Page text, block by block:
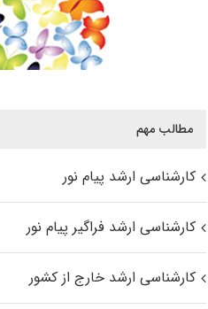
مطالب مهم
کارشناسی ارشد پیام نور
کارشناسی ارشد فراگیر پیام نور
کارشناسی ارشد خارج از کشور